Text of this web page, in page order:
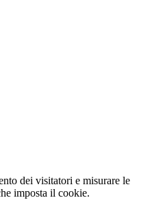
dei visitatori e misurare le
imposta il cookie.